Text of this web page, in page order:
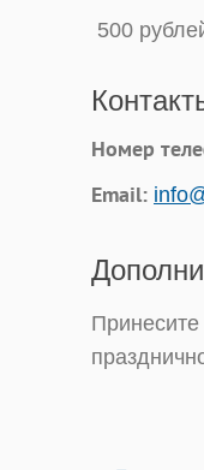
500
Номер
Email: